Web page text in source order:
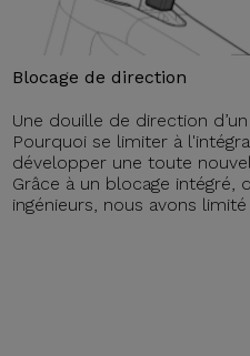
Blocage de direction
Une douille de direction
Pourquoi se limiter à
développer une toute
Grâce à un blocage intégré,
ingénieurs, nous avons